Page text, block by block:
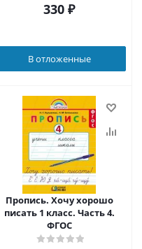
330 ₽
В отложенные
Пропись. Хочу хорошо
писать 1 класс. Часть 4.
ФГОС